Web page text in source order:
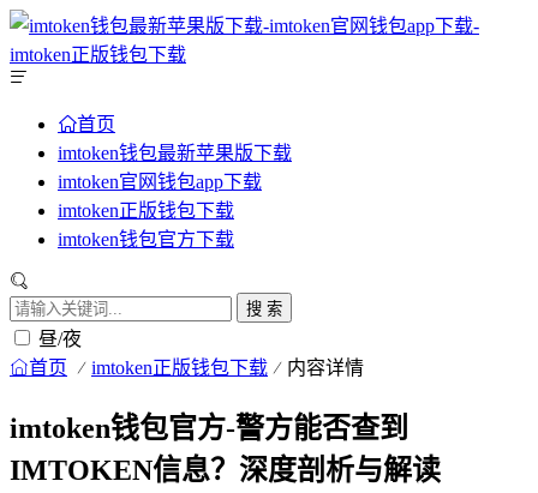
首页
imtoken钱包最新苹果版下载
imtoken官网钱包app下载
imtoken正版钱包下载
imtoken钱包官方下载
搜 索
昼/夜
首页 imtoken正版钱包下载 内容详情
imtoken钱包官方-警方能否查到
IMTOKEN信息？深度剖析与解读